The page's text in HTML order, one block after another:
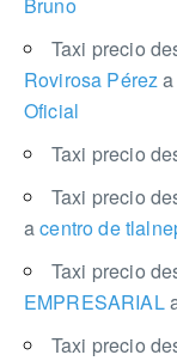
Taxi precio
Rovirosa Péreza
Oficial
Taxi precio
Taxi precio
acentro de
Taxi precio
EMPRESARIAL
Taxi precio